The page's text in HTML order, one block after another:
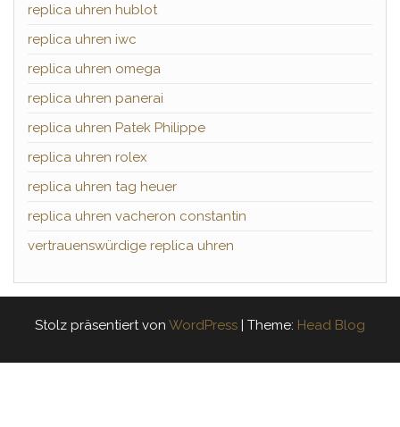
replica uhren hublot
replica uhren iwc
replica uhren omega
replica uhren panerai
replica uhren Patek Philippe
replica uhren rolex
replica uhren tag heuer
replica uhren vacheron constantin
vertrauenswürdige replica uhren
Stolz präsentiert von WordPress | Theme: Head Blog